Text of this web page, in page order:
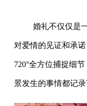
婚礼不仅仅是
对爱情的见证和承
720°全方位捕捉细
景发生的事情都记